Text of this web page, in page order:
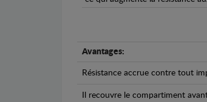
Avantages:
Résistance accrue contre tout
Il recouvre le compartiment